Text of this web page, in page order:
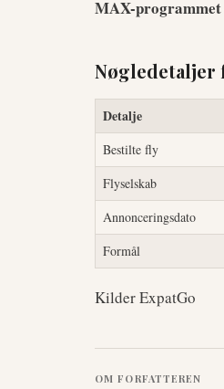
MAX-programmet
Nøgledetaljer
Detalje
Bestilte fly
Flyselskab
Annonceringsdato
Formål
Kilder ExpatGo
OM FORFATTEREN